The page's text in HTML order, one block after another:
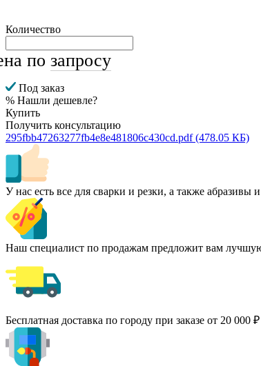
Количество
по запросу
Под заказ
% Нашли дешевле?
Купить
Получить консультацию
295fbb47263277fb4e8e481806c430cd.pdf (478.05 КБ)
У нас есть все для сварки и резки, а также абразивы
Наш специалист по продажам предложит вам
Бесплатная доставка по городу при заказе от 20 000 ₽